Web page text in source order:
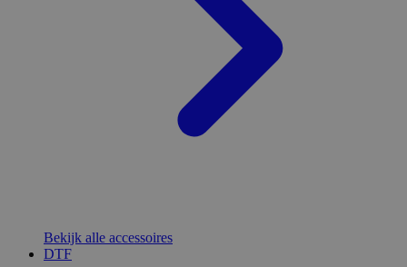
Bekijk alle accessoires
DTF